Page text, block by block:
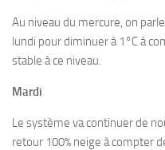
Au niveau du mercure, on
lundi pour diminuer à 1°C à
stable à ce niveau.
Mardi
Le système va continuer de
retour 100% neige à compter